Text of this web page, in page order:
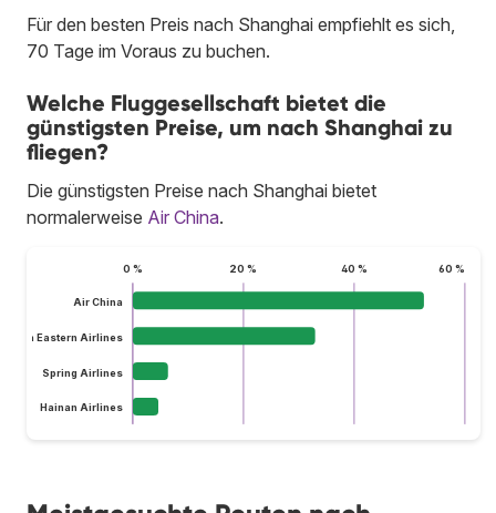
Für den besten Preis nach Shanghai empfiehlt es sich,
70 Tage im Voraus zu buchen.
Welche Fluggesellschaft bietet die
günstigsten Preise, um nach Shanghai zu
fliegen?
Die günstigsten Preise nach Shanghai bietet
normalerweise Air China.
0 % 20 % 40 % 60 %
Air China
China Eastern Airlines
Spring Airlines
Hainan Airlines